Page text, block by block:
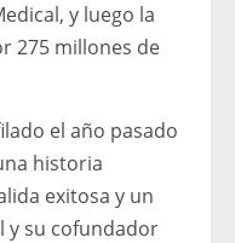
y luego la
275 millones de
el año pasado
historia
exitosa y un
y su cofundador